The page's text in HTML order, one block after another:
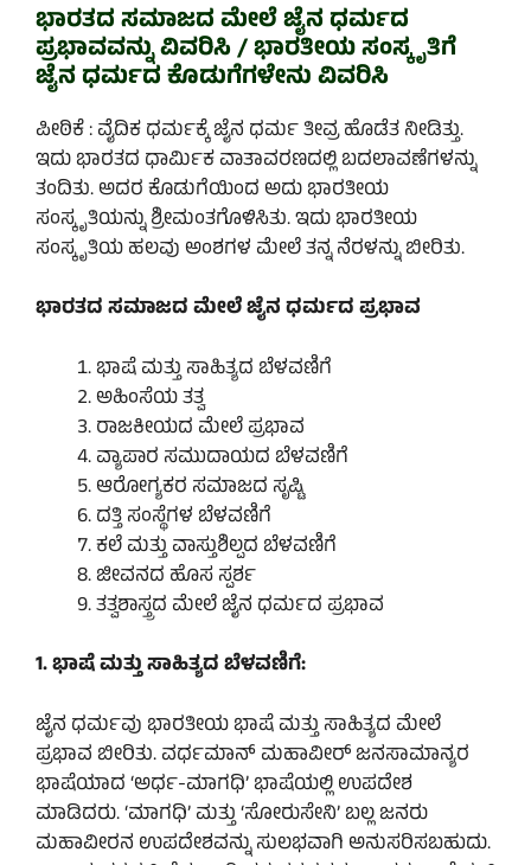
ಭಾರತದ ಸಮಾಜದ ಮೇಲೆ ಜೈನ ಧರ್ಮದ
ಪ್ರಭಾವವನ್ನು ವಿವರಿಸಿ / ಭಾರತೀಯ ಸಂಸ್ಕೃತಿಗೆ
ಜೈನ ಧರ್ಮದ ಕೊಡುಗೆಗಳೇನು ವಿವರಿಸಿ
ಪೀಠಿಕೆ : ವೈದಿಕ ಧರ್ಮಕ್ಕೆ ಜೈನ ಧರ್ಮ ತೀವ್ರ ಹೊಡೆತ ನೀಡಿತ್ತು.
ಇದು ಭಾರತದ ಧಾರ್ಮಿಕ ವಾತಾವರಣದಲ್ಲಿ ಬದಲಾವಣೆಗಳನ್ನು
ತಂದಿತು. ಅದರ ಕೊಡುಗೆಯಿಂದ ಅದು ಭಾರತೀಯ
ಸಂಸ್ಕೃತಿಯನ್ನು ಶ್ರೀಮಂತಗೊಳಿಸಿತು. ಇದು ಭಾರತೀಯ
ಸಂಸ್ಕೃತಿಯ ಹಲವು ಅಂಶಗಳ ಮೇಲೆ ತನ್ನ ನೆರಳನ್ನು ಬೀರಿತು.
ಭಾರತದ ಸಮಾಜದ ಮೇಲೆ ಜೈನ ಧರ್ಮದ ಪ್ರಭಾವ
ಭಾಷೆ ಮತ್ತು ಸಾಹಿತ್ಯದ ಬೆಳವಣಿಗೆ
ಅಹಿಂಸೆಯ ತತ್ವ
ರಾಜಕೀಯದ ಮೇಲೆ ಪ್ರಭಾವ
ವ್ಯಾಪಾರ ಸಮುದಾಯದ ಬೆಳವಣಿಗೆ
ಆರೋಗ್ಯಕರ ಸಮಾಜದ ಸೃಷ್ಟಿ
ದತ್ತಿ ಸಂಸ್ಥೆಗಳ ಬೆಳವಣಿಗೆ
ಕಲೆ ಮತ್ತು ವಾಸ್ತುಶಿಲ್ಪದ ಬೆಳವಣಿಗೆ
ಜೀವನದ ಹೊಸ ಸ್ಪರ್ಶ
ತತ್ವಶಾಸ್ತ್ರದ ಮೇಲೆ ಜೈನ ಧರ್ಮದ ಪ್ರಭಾವ
1. ಭಾಷೆ ಮತ್ತು ಸಾಹಿತ್ಯದ ಬೆಳವಣಿಗೆ:
ಜೈನ ಧರ್ಮವು ಭಾರತೀಯ ಭಾಷೆ ಮತ್ತು ಸಾಹಿತ್ಯದ ಮೇಲೆ
ಪ್ರಭಾವ ಬೀರಿತು. ವರ್ಧಮಾನ್ ಮಹಾವೀರ್ ಜನಸಾಮಾನ್ಯರ
ಭಾಷೆಯಾದ ‘ಅರ್ಧ-ಮಾಗಧಿ’ ಭಾಷೆಯಲ್ಲಿ ಉಪದೇಶ
ಮಾಡಿದರು. ‘ಮಾಗಧಿ’ ಮತ್ತು ‘ಸೋರುಸೇನಿ’ ಬಲ್ಲ ಜನರು
ಮಹಾವೀರನ ಉಪದೇಶವನ್ನು ಸುಲಭವಾಗಿ ಅನುಸರಿಸಬಹುದು.